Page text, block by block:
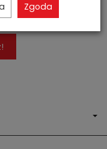
Zgoda